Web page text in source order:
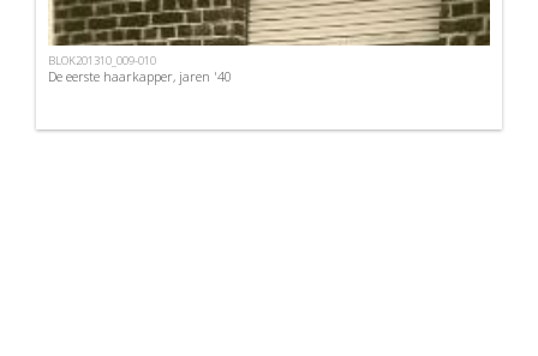
BLOK201310_009-010
De eerste haarkapper, jaren '40